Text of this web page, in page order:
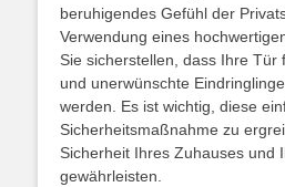
beruhigendes Gefühl der
Verwendung eines
Sie sicherstellen, dass Ihre Tür
und unerwünschte
werden. Es ist wichtig, diese
Sicherheitsmaßnahme zu
Sicherheit Ihres Zuhauses und
gewährleisten.